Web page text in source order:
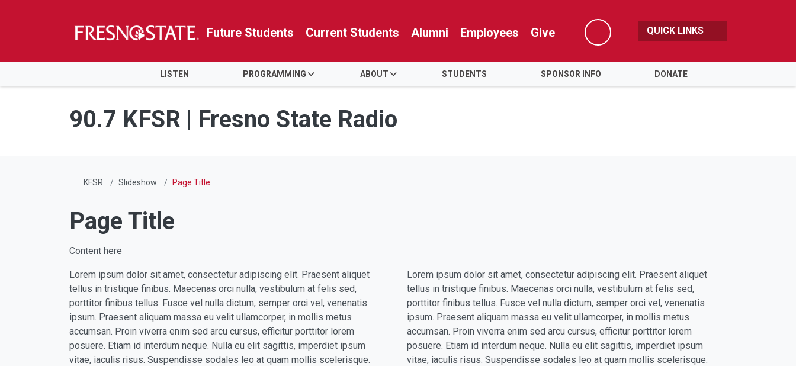
Skip to main content
Skip to main navigation
Skip to footer content
Future Students Current Students Alumni Employees Give
Search
QUICK LINKS
LISTEN PROGRAMMING ABOUT STUDENTS SPONSOR INFO DONATE
90.7 KFSR | Fresno State Radio
KFSR Slideshow Page Title
Page Title
Content here
Lorem ipsum dolor sit amet, consectetur adipiscing elit. Praesent aliquet
tellus in tristique finibus. Maecenas orci nulla, vestibulum at felis sed,
porttitor finibus tellus. Fusce vel nulla dictum, semper orci vel, venenatis
ipsum. Praesent aliquam massa eu velit ullamcorper, in mollis metus
accumsan. Proin viverra enim sed arcu cursus, efficitur porttitor lorem
posuere. Etiam id interdum neque. Nulla eu elit sagittis, imperdiet ipsum
vitae, iaculis risus. Suspendisse sodales leo at quam mollis scelerisque.
Lorem ipsum dolor sit amet, consectetur adipiscing elit. Praesent aliquet
tellus in tristique finibus. Maecenas orci nulla, vestibulum at felis sed,
porttitor finibus tellus. Fusce vel nulla dictum, semper orci vel, venenatis
ipsum. Praesent aliquam massa eu velit ullamcorper, in mollis metus
accumsan. Proin viverra enim sed arcu cursus, efficitur porttitor lorem
posuere. Etiam id interdum neque. Nulla eu elit sagittis, imperdiet ipsum
vitae, iaculis risus. Suspendisse sodales leo at quam mollis scelerisque.